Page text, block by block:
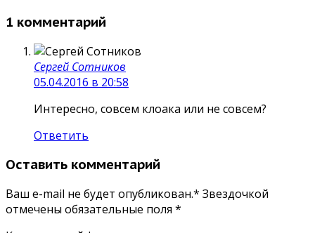
1 комментарий
Сергей Сотников
05.04.2016 в 20:58
Интересно, совсем клоака или не совсем?
Ответить
Оставить комментарий
Ваш e-mail не будет опубликован.* Звездочкой
отмечены обязательные поля *